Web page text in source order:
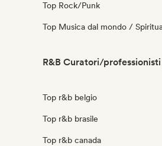
Top Rock/Punk
Top Musica dal mondo /
R&B Curatori/
Top r&b belgio
Top r&b brasile
Top r&b canada